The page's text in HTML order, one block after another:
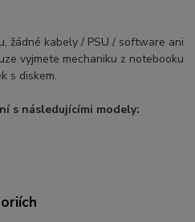
žádné kabely / PSU / software ani
vyjmete mechaniku z notebooku
s diskem.
s následujícími modely: